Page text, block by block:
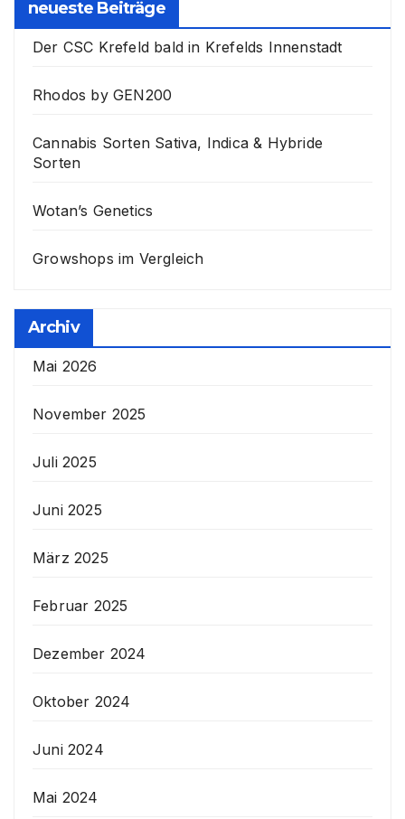
neueste Beiträge
Der CSC Krefeld bald in Krefelds Innenstadt
Rhodos by GEN200
Cannabis Sorten Sativa, Indica & Hybride
Sorten
Wotan’s Genetics
Growshops im Vergleich
Archiv
Mai 2026
November 2025
Juli 2025
Juni 2025
März 2025
Februar 2025
Dezember 2024
Oktober 2024
Juni 2024
Mai 2024